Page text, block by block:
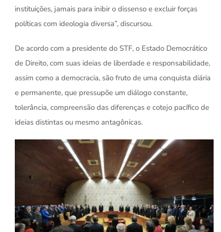
instituições, jamais para inibir o dissenso e excluir forças
políticas com ideologia diversa”, discursou.
De acordo com a presidente do STF, o Estado Democrático
de Direito, com suas ideias de liberdade e responsabilidade,
assim como a democracia, são fruto de uma conquista diária
e permanente, que pressupõe um diálogo constante,
tolerância, compreensão das diferenças e cotejo pacífico de
ideias distintas ou mesmo antagônicas.